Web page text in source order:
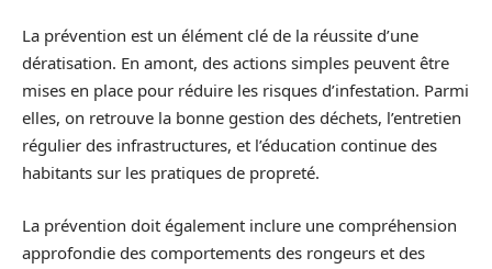
La prévention est un élément clé de la réussite d’une
dératisation. En amont, des actions simples peuvent être
mises en place pour réduire les risques d’infestation. Parmi
elles, on retrouve la bonne gestion des déchets, l’entretien
régulier des infrastructures, et l’éducation continue des
habitants sur les pratiques de propreté.
La prévention doit également inclure une compréhension
approfondie des comportements des rongeurs et des